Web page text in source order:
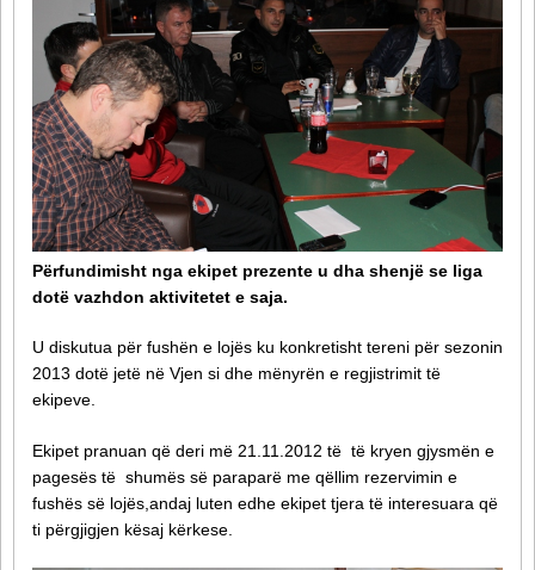
Përfundimisht nga ekipet prezente u dha shenjë se liga
dotë vazhdon aktivitetet e saja.
U diskutua për fushën e lojës ku konkretisht tereni për sezonin
2013 dotë jetë në Vjen si dhe mënyrën e regjistrimit të
ekipeve.
Ekipet pranuan që deri më 21.11.2012 të të kryen gjysmën e
pagesës të shumës së paraparë me qëllim rezervimin e
fushës së lojës,andaj luten edhe ekipet tjera të interesuara që
ti përgjigjen kësaj kërkese.